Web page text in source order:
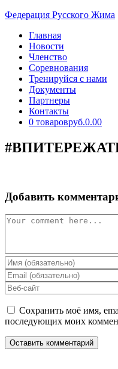
Перейти
содержимому
Федерация Русского Жима
Главная
Новости
Членство
Соревнования
Тренируйся с нами
Документы
Партнеры
Контакты
0 товаровруб.0.00
Добавить
Comment
Enter
your
name
or
username
to
comment
Enter
your
email
address
to
comment
Enter
your
website
URL
(optional)
Сохранить моё имя,
последующих моих